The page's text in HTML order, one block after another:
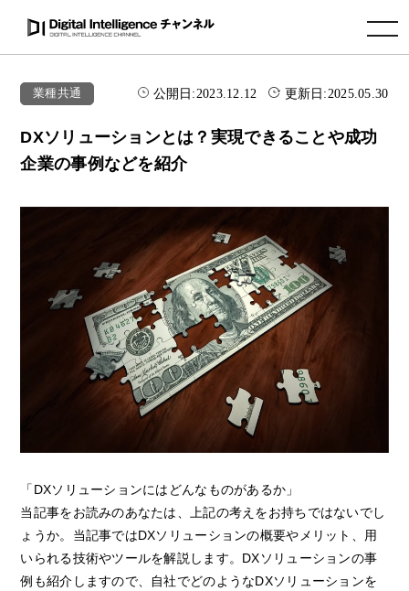
toggle navigation
業種共通 公開日:2023.12.12 更新日:2025.05.30
DXソリューションとは？実現できることや成功
企業の事例などを紹介
「DXソリューションにはどんなものがあるか」
当記事をお読みのあなたは、上記の考えをお持ちではないでし
ょうか。当記事ではDXソリューションの概要やメリット、用
いられる技術やツールを解説します。DXソリューションの事
例も紹介しますので、自社でどのようなDXソリューションを